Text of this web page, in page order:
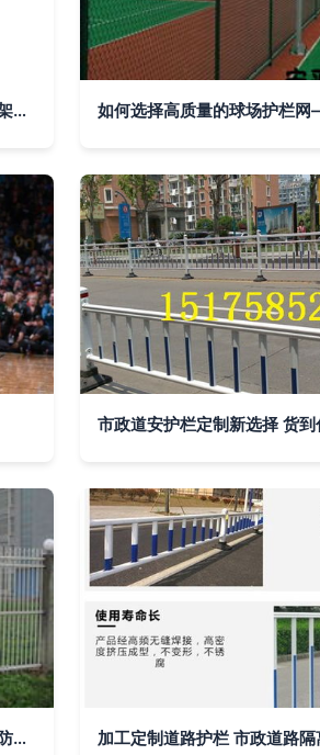
加厚文件架筐子多层四栏框办公用品大全资料架档案袋文件夹收纳盒置物盘篮学生用书架简易 如何选择高质量的球场护栏
市政道安护栏定制新选择 货
优选佛山静电粉末喷涂栏杆，打造高品质铁艺防护设施